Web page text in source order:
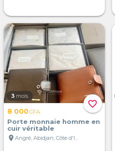
favorite_border
3 mois
8 000CFA
Porte monnaie homme en
cuir véritable
location_on
Angré, Abidjan, Côte d'Ivoire